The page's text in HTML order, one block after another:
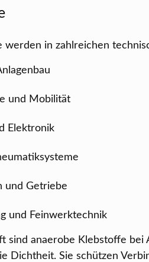
werden in zahlreichen
und Mobilität
Elektronik
und Getriebe
und Feinwerktechnik
sind anaerobe Klebstoffe
Dichtheit. Sie schützen